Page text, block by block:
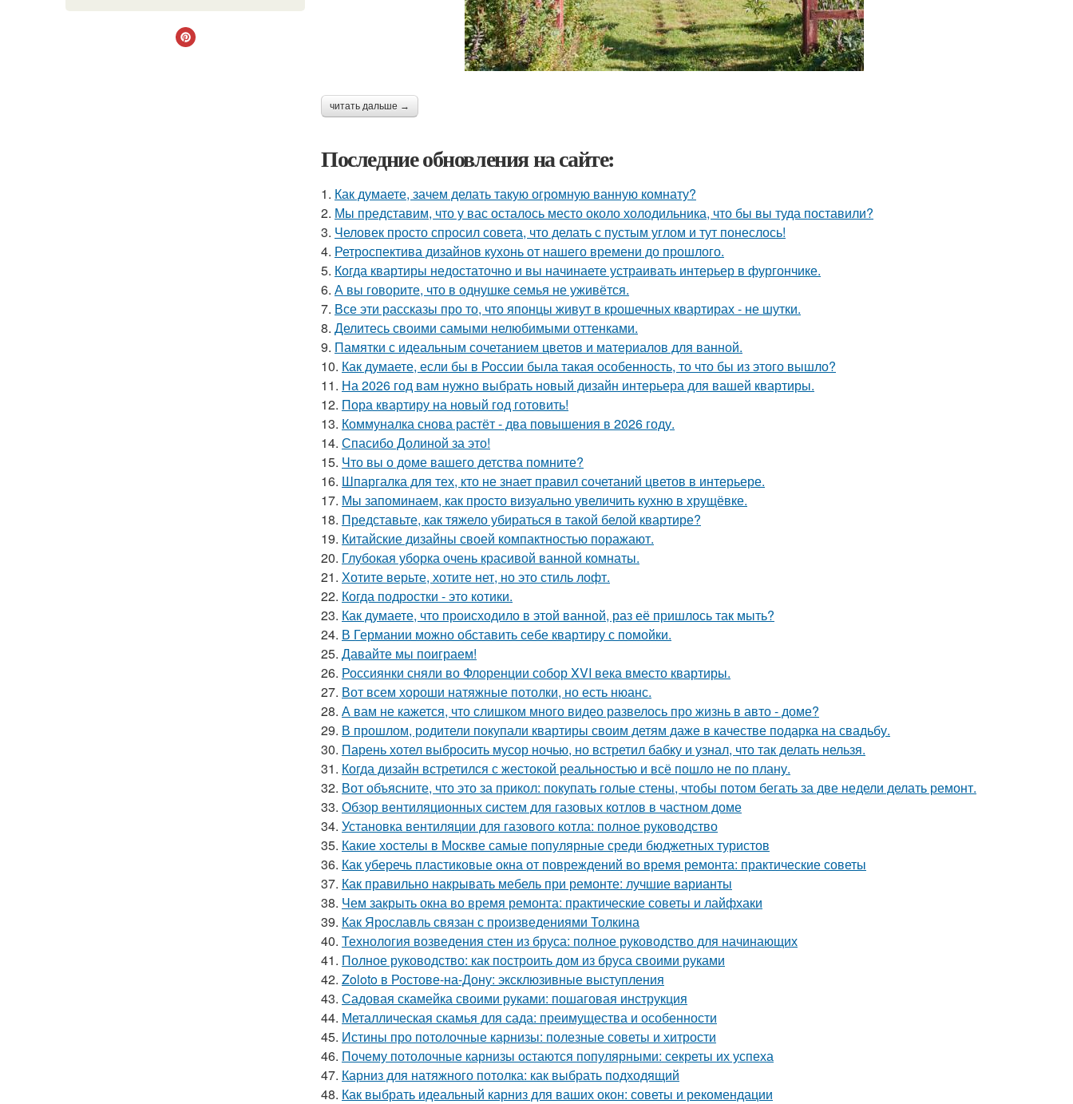
читать дальше →
Последние обновления на сайте:
1. Как думаете, зачем делать такую огромную ванную комнату?
2. Мы представим, что у вас осталось место около холодильника, что бы вы туда поставили?
3. Человек просто спросил совета, что делать с пустым углом и тут понеслось!
4. Ретроспектива дизайнов кухонь от нашего времени до прошлого.
5. Когда квартиры недостаточно и вы начинаете устраивать интерьер в фургончике.
6. А вы говорите, что в однушке семья не уживётся.
7. Все эти рассказы про то, что японцы живут в крошечных квартирах - не шутки.
8. Делитесь своими самыми нелюбимыми оттенками.
9. Памятки с идеальным сочетанием цветов и материалов для ванной.
10. Как думаете, если бы в России была такая особенность, то что бы из этого вышло?
11. На 2026 год вам нужно выбрать новый дизайн интерьера для вашей квартиры.
12. Пора квартиру на новый год готовить!
13. Коммуналка снова растёт - два повышения в 2026 году.
14. Спасибо Долиной за это!
15. Что вы о доме вашего детства помните?
16. Шпаргалка для тех, кто не знает правил сочетаний цветов в интерьере.
17. Мы запоминаем, как просто визуально увеличить кухню в хрущёвке.
18. Представьте, как тяжело убираться в такой белой квартире?
19. Китайские дизайны своей компактностью поражают.
20. Глубокая уборка очень красивой ванной комнаты.
21. Хотите верьте, хотите нет, но это стиль лофт.
22. Когда подростки - это котики.
23. Как думаете, что происходило в этой ванной, раз её пришлось так мыть?
24. В Германии можно обставить себе квартиру с помойки.
25. Давайте мы поиграем!
26. Россиянки сняли во Флоренции собор XVI века вместо квартиры.
27. Вот всем хороши натяжные потолки, но есть нюанс.
28. А вам не кажется, что слишком много видео развелось про жизнь в авто - доме?
29. В прошлом, родители покупали квартиры своим детям даже в качестве подарка на свадьбу.
30. Парень хотел выбросить мусор ночью, но встретил бабку и узнал, что так делать нельзя.
31. Когда дизайн встретился с жестокой реальностью и всё пошло не по плану.
32. Вот объясните, что это за прикол: покупать голые стены, чтобы потом бегать за две недели делать ремонт.
33. Обзор вентиляционных систем для газовых котлов в частном доме
34. Установка вентиляции для газового котла: полное руководство
35. Какие хостелы в Москве самые популярные среди бюджетных туристов
36. Как уберечь пластиковые окна от повреждений во время ремонта: практические советы
37. Как правильно накрывать мебель при ремонте: лучшие варианты
38. Чем закрыть окна во время ремонта: практические советы и лайфхаки
39. Как Ярославль связан с произведениями Толкина
40. Технология возведения стен из бруса: полное руководство для начинающих
41. Полное руководство: как построить дом из бруса своими руками
42. Zoloto в Ростове-на-Дону: эксклюзивные выступления
43. Садовая скамейка своими руками: пошаговая инструкция
44. Металлическая скамья для сада: преимущества и особенности
45. Истины про потолочные карнизы: полезные советы и хитрости
46. Почему потолочные карнизы остаются популярными: секреты их успеха
47. Карниз для натяжного потолка: как выбрать подходящий
48. Как выбрать идеальный карниз для ваших окон: советы и рекомендации